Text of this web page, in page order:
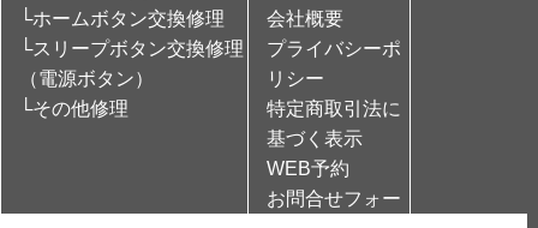
└ホームボタン交換修理
└スリープボタン交換修理
（電源ボタン）
└その他修理
会社概要
プライバシーポ
リシー
特定商取引法に
基づく表示
WEB予約
お問合せフォー